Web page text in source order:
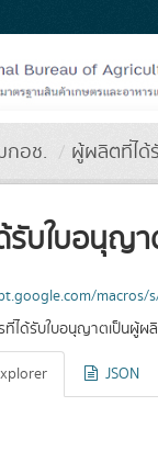
กอช. ผู้ผลิตที่ได้
รับใบอนุญ
macros/
ที่ได้รับใบอนุญาตเป็นผู้
JSON